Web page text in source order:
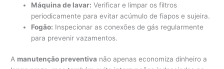
Máquina de lavar: Verificar e limpar os filtros
periodicamente para evitar acúmulo de fiapos e sujeira.
Fogão: Inspecionar as conexões de gás regularmente
para prevenir vazamentos.
A manutenção preventiva não apenas economiza dinheiro a